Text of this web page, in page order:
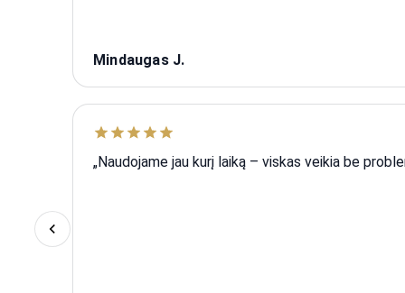
Mindaugas J.
„Naudojame jau kurį laiką – viskas veikia be